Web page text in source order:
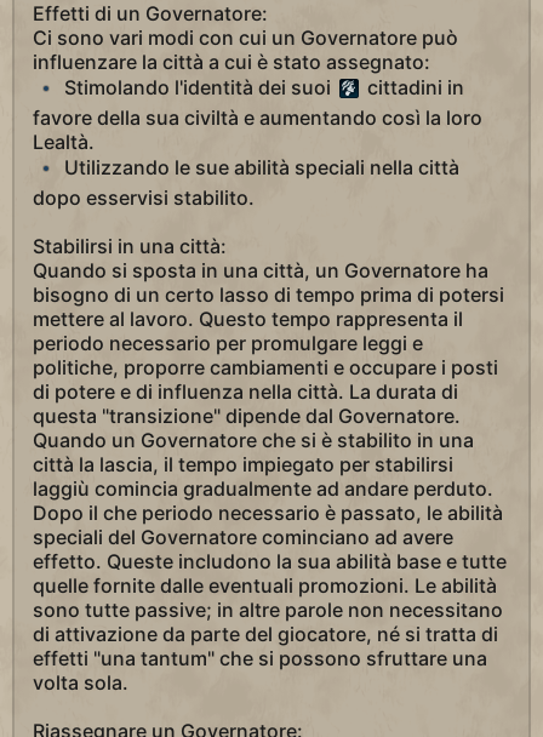
Effetti di un Governatore:
Ci sono vari modi con cui un Governatore può
influenzare la città a cui è stato assegnato:
Stimolando l'identità dei suoi
cittadini in
favore della sua civiltà e aumentando così la loro
Lealtà.
Utilizzando le sue abilità speciali nella città
dopo esservisi stabilito.
Stabilirsi in una città:
Quando si sposta in una città, un Governatore ha
bisogno di un certo lasso di tempo prima di potersi
mettere al lavoro. Questo tempo rappresenta il
periodo necessario per promulgare leggi e
politiche, proporre cambiamenti e occupare i posti
di potere e di influenza nella città. La durata di
questa "transizione" dipende dal Governatore.
Quando un Governatore che si è stabilito in una
città la lascia, il tempo impiegato per stabilirsi
laggiù comincia gradualmente ad andare perduto.
Dopo il che periodo necessario è passato, le abilità
speciali del Governatore cominciano ad avere
effetto. Queste includono la sua abilità base e tutte
quelle fornite dalle eventuali promozioni. Le abilità
sono tutte passive; in altre parole non necessitano
di attivazione da parte del giocatore, né si tratta di
effetti "una tantum" che si possono sfruttare una
volta sola.
Riassegnare un Governatore: